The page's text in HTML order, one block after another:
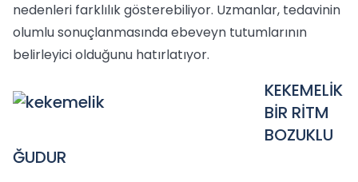
nedenleri farklılık gösterebiliyor. Uzmanlar, tedavinin
olumlu sonuçlanmasında ebeveyn tutumlarının
belirleyici olduğunu hatırlatıyor.
KEKEMELİK
BİR RİTM
BOZUKLU
ĞUDUR